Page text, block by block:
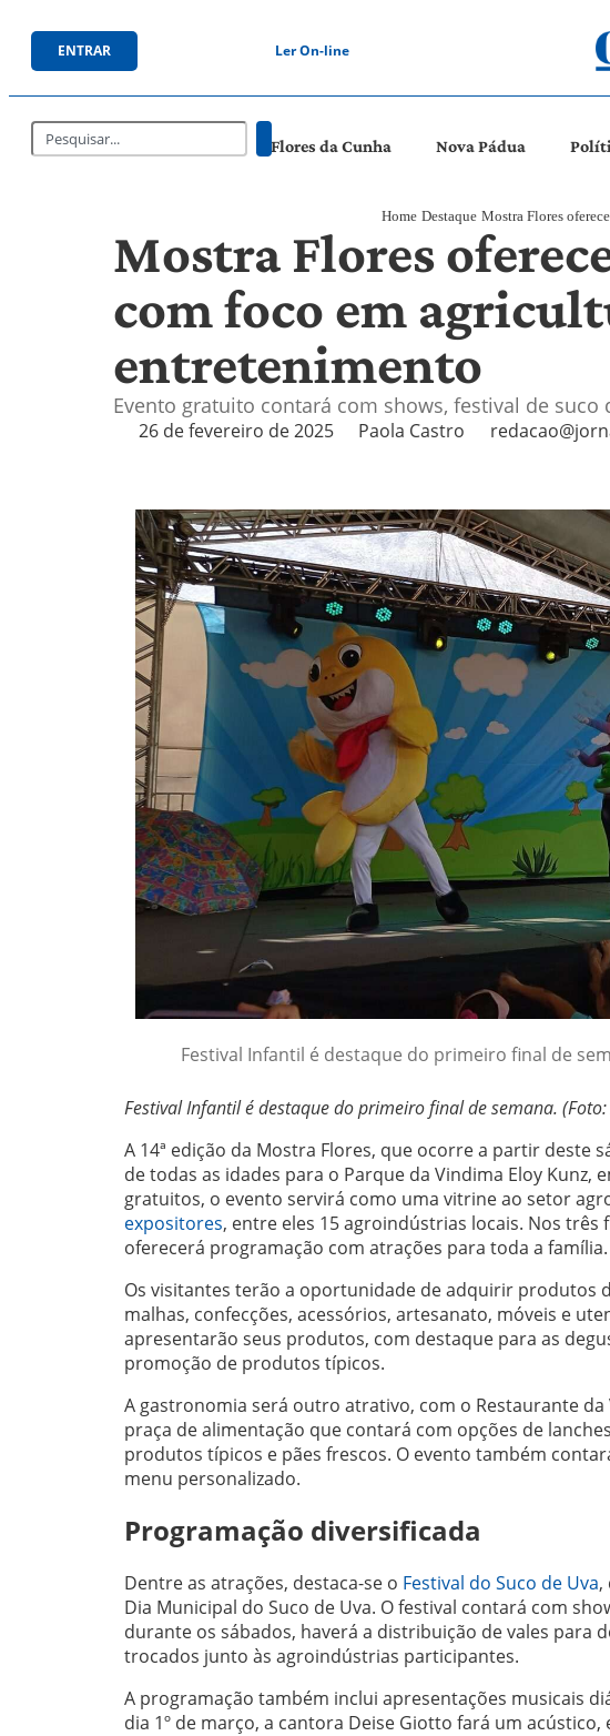
ENTRAR Ler On-line
Flores da Cunha Nova Pádua
Home Destaque Mostra Flores
Mostra Flores
com foco em
entretenimento
Evento gratuito contará com shows, festival de
26 de fevereiro de 2025 Paola Castro
Festival Infantil é destaque do primeiro final de
Festival Infantil é destaque do primeiro final de semana.
A 14ª edição da Mostra Flores, que ocorre a partir deste
de todas as idades para o Parque da Vindima Eloy Kunz,
gratuitos, o evento servirá como uma vitrine ao setor
expositores, entre eles 15 agroindústrias locais. Nos
oferecerá programação com atrações para toda a família.
Os visitantes terão a oportunidade de adquirir produtos
malhas, confecções, acessórios, artesanato, móveis e
apresentarão seus produtos, com destaque para as
promoção de produtos típicos.
A gastronomia será outro atrativo, com o Restaurante
praça de alimentação que contará com opções de
produtos típicos e pães frescos. O evento também
menu personalizado.
Programação diversificada
Dentre as atrações, destaca-se o Festival do Suco de Uva,
Dia Municipal do Suco de Uva. O festival contará com
durante os sábados, haverá a distribuição de vales para
trocados junto às agroindústrias participantes.
A programação também inclui apresentações musicais
dia 1º de março, a cantora Deise Giotto fará um